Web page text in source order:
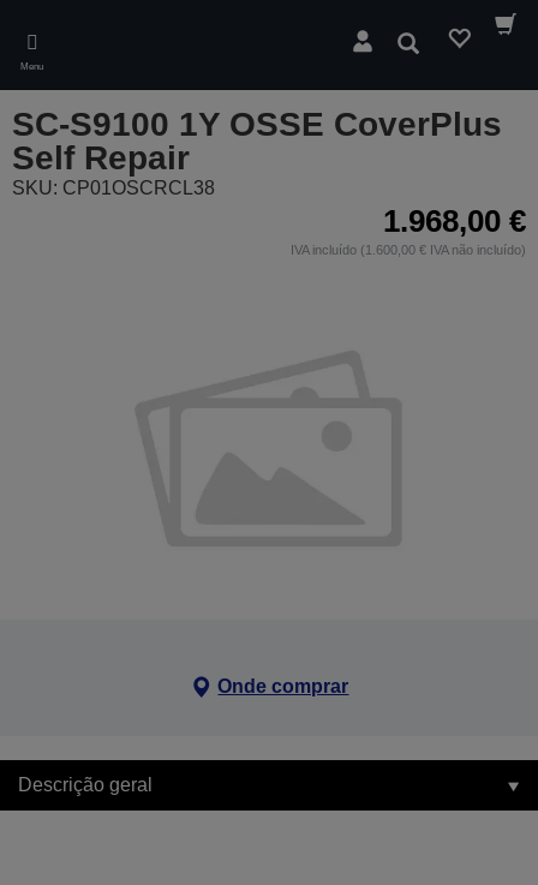
main
content
Menu
Pesquisar
SC-S9100 1Y OSSE CoverPlus
Self Repair
SKU: CP01OSCRCL38
1.968,00 €
IVA incluído (1.600,00 € IVA não incluído)
Onde comprar
Descrição geral